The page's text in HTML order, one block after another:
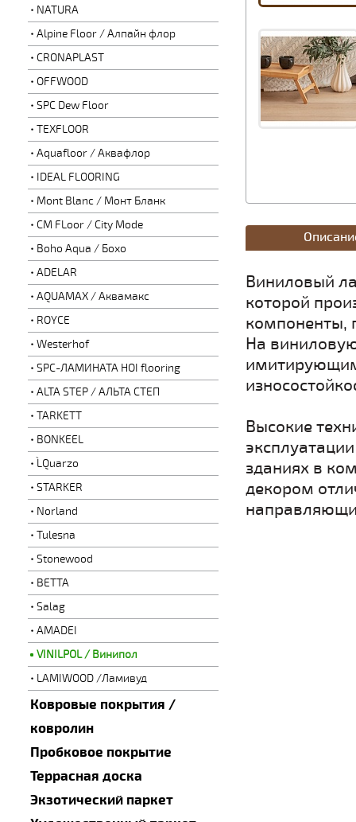
NATURA
Alpine Floor / Алпайн флор
CRONAPLAST
OFFWOOD
SPC Dew Floor
TEXFLOOR
Aquafloor / Аквафлор
IDEAL FLOORING
Mont Blanc / Монт Бланк
CM FLoor / City Mode
Boho Aqua / Бохо
ADELAR
AQUAMAX / Аквамакс
ROYCE
Westerhof
SPC-ЛАМИНАТА HOI flooring
ALTA STEP / АЛЬТА СТЕП
TARKETT
BONKEEL
L`Quarzo
STARKER
Norland
Tulesna
Stonewood
BETTA
Salag
AMADEI
VINILPOL / Винипол
LAMIWOOD /Ламивуд
Ковровые покрытия /
ковролин
Пробковое покрытие
Террасная доска
Экзотический паркет
Виниловый
которой
компоненты,
На
Высокие
зданиях в
декором